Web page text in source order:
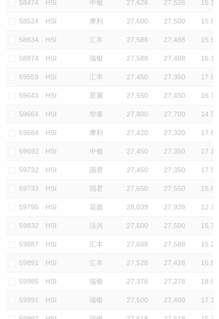
58474 HSI 中银 27,626 27,526 15.1
58524 HSI 摩利 27,600 27,500 15.8
58634 HSI 汇丰 27,588 27,488 15.9
58874 HSI 瑞银 27,588 27,488 16.1
59559 HSI 汇丰 27,450 27,350 17.8
59643 HSI 星展 27,550 27,450 16.7
59664 HSI 华泰 27,800 27,700 14.5
59684 HSI 摩利 27,420 27,320 17.6
59692 HSI 中银 27,450 27,350 17.1
59732 HSI 国君 27,450 27,350 17.9
59733 HSI 国君 27,650 27,550 15.8
59795 HSI 花旗 28,039 27,939 12.7
59832 HSI 法兴 27,600 27,500 15.7
59887 HSI 汇丰 27,688 27,588 15.2
59891 HSI 汇丰 27,528 27,428 16.8
59985 HSI 瑞银 27,378 27,278 18.6
59991 HSI 瑞银 27,500 27,400 17.1